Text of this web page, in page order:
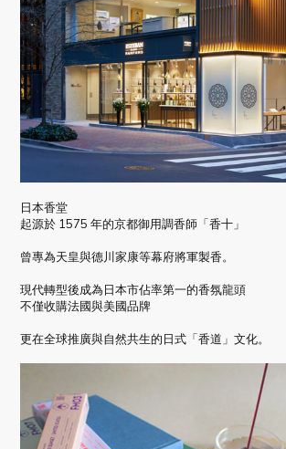
日本香堂
起源於 1575 年的京都御用調香師「香十」
曾專為天皇與德川家康等幕府將軍製香。
現代轉型後成為日本市佔率第一的香氛龍頭
不僅收購法國與美國品牌
更在全球推廣與自然共生的日式「香道」文化。